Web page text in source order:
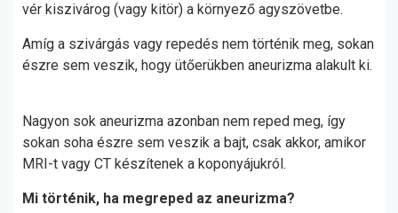
vér kiszivárog (vagy kitör) a környező agyszövetbe.
Amíg a szivárgás vagy repedés nem történik meg, sokan
észre sem veszik, hogy ütőerükben aneurizma alakult ki.
Nagyon sok aneurizma azonban nem reped meg, így
sokan soha észre sem veszik a bajt, csak akkor, amikor
MRI-t vagy CT készítenek a koponyájukról.
Mi történik, ha megreped az aneurizma?